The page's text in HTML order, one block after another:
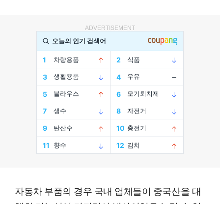
ADVERTISEMENT
자동차 부품의 경우 국내 업체들이 중국산을 대